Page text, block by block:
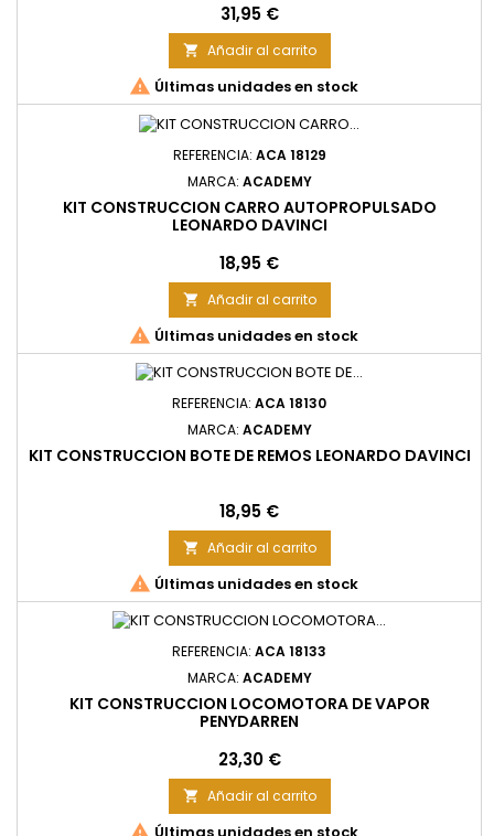
Precio
31,95 €
 Añadir al carrito
 Últimas unidades en stock
REFERENCIA: ACA 18129
MARCA: ACADEMY
KIT CONSTRUCCION CARRO AUTOPROPULSADO
LEONARDO DAVINCI
Precio
18,95 €
 Añadir al carrito
 Últimas unidades en stock
REFERENCIA: ACA 18130
MARCA: ACADEMY
KIT CONSTRUCCION BOTE DE REMOS LEONARDO DAVINCI
Precio
18,95 €
 Añadir al carrito
 Últimas unidades en stock
REFERENCIA: ACA 18133
MARCA: ACADEMY
KIT CONSTRUCCION LOCOMOTORA DE VAPOR
PENYDARREN
Precio
23,30 €
 Añadir al carrito